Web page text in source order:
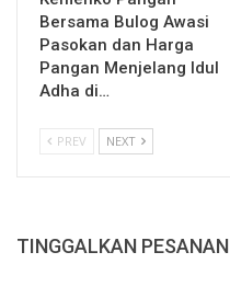
Bersama Bulog Awasi
Pasokan dan Harga
Pangan Menjelang Idul
Adha di…
PREV NEXT
TINGGALKAN PESANAN